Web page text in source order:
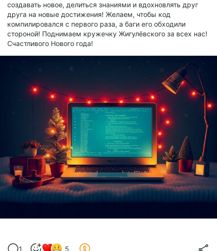
создавать новое, делиться знаниями и вдохновлять друг
друга на новые достижения! Желаем, чтобы код
компилировался с первого раза, а баги его обходили
стороной! Поднимаем кружечку Жигулёвского за всех нас!
Счастливого Нового года!
1 5